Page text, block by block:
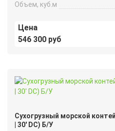
Объем, куб.м
Цена
546 300 руб
Сухогрузный морской
| 30′ DC) Б/У